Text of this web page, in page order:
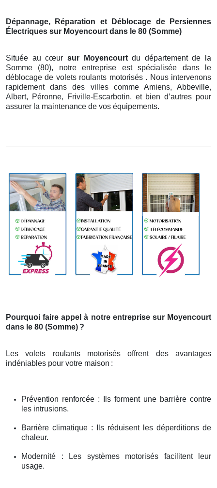
Dépannage, Réparation et Déblocage de Persiennes
Électriques sur Moyencourt dans le 80 (Somme)
Située au cœur sur Moyencourtdu département de la
Somme (80), notre entreprise est spécialisée dans le
déblocage de volets roulants motorisés . Nous intervenons
rapidement dans des villes comme Amiens, Abbeville,
Albert, Péronne, Friville-Escarbotin, et bien d’autres pour
assurer la maintenance de vos équipements.
Pourquoi faire appel à notre entreprise sur Moyencourt
dans le 80 (Somme) ?
Les volets roulants motorisés offrent des avantages
indéniables pour votre maison :
Prévention renforcée : Ils forment une barrière contre
les intrusions.
Barrière climatique : Ils réduisent les déperditions de
chaleur.
Modernité : Les systèmes motorisés facilitent leur
usage.